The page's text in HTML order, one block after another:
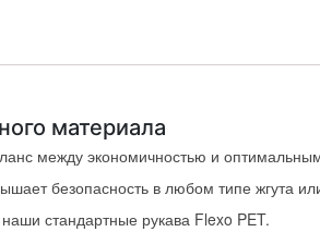
материала
между экономичностью и
безопасность в любом типе жгута
стандартные рукава Flexo PET.